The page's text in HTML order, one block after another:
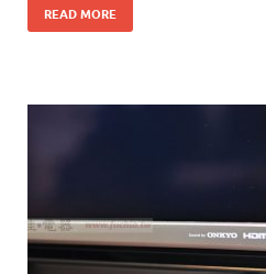
READ MORE